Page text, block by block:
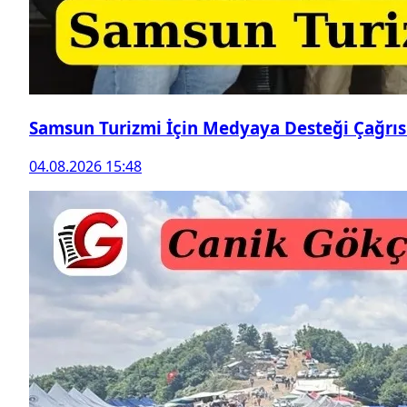
Samsun Turizmi İçin Medyaya Desteği
04.08.2026 15:48